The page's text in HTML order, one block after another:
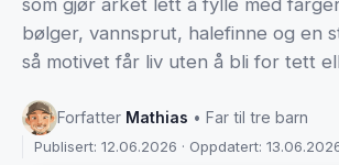
som gjør arket lett å fylle med
bølger, vannsprut, halefinne og en
så motivet får liv uten å bli for tett
Forfatter Mathias • Far til tre barn
Publisert: 12.06.2026 · Oppdatert: